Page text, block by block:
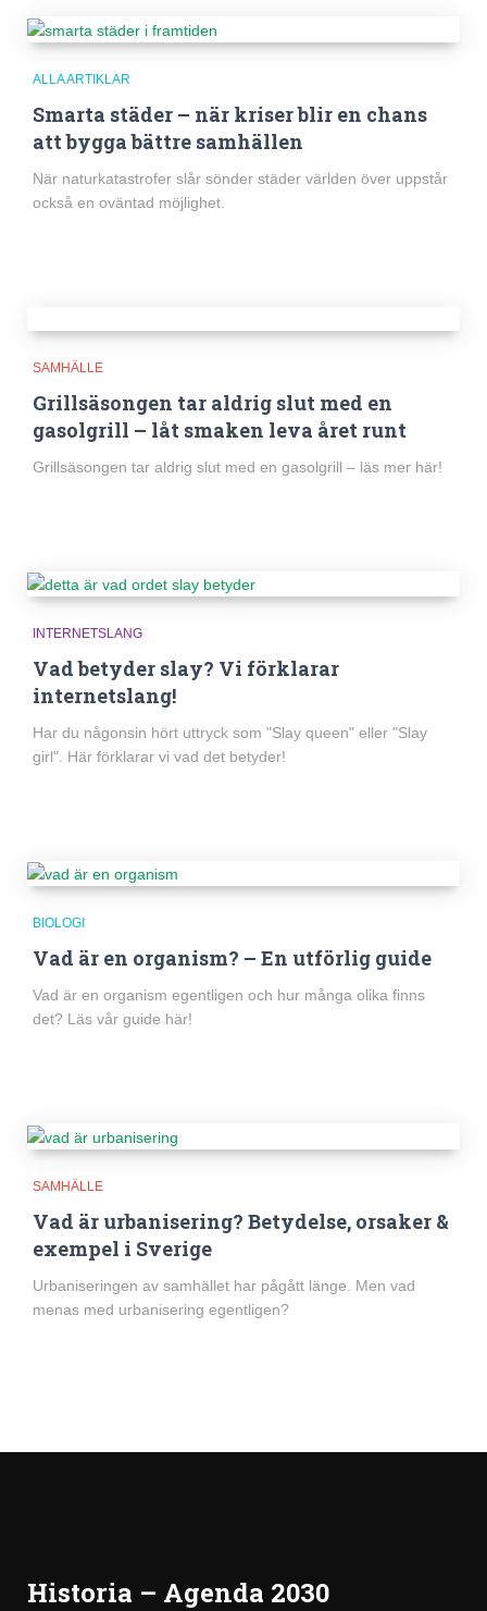
ALLA ARTIKLAR
Smarta städer – när kriser blir en chans
att bygga bättre samhällen
När naturkatastrofer slår sönder städer världen över uppstår
också en oväntad möjlighet.
SAMHÄLLE
Grillsäsongen tar aldrig slut med en
gasolgrill – låt smaken leva året runt
Grillsäsongen tar aldrig slut med en gasolgrill – läs mer här!
INTERNETSLANG
Vad betyder slay? Vi förklarar
internetslang!
Har du någonsin hört uttryck som "Slay queen" eller "Slay
girl". Här förklarar vi vad det betyder!
BIOLOGI
Vad är en organism? – En utförlig guide
Vad är en organism egentligen och hur många olika finns
det? Läs vår guide här!
SAMHÄLLE
Vad är urbanisering? Betydelse, orsaker &
exempel i Sverige
Urbaniseringen av samhället har pågått länge. Men vad
menas med urbanisering egentligen?
Historia – Agenda 2030